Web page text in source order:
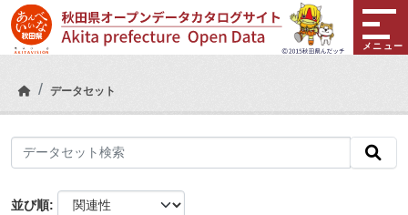
Skip to main content
メニュー
データセット
並び順